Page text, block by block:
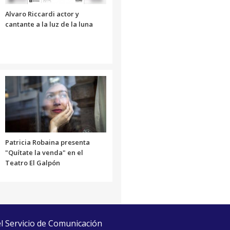
volumen.
Alvaro Riccardi actor y
cantante a la luz de la luna
Patricia Robaina presenta
"Quítate la venda" en el
Teatro El Galpón
de Comunicación